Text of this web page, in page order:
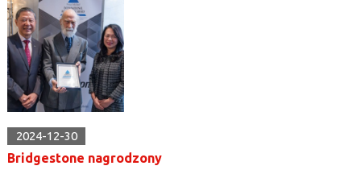
2024-12-30
Bridgestone nagrodzony